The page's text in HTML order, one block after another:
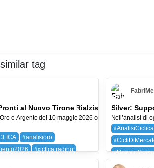
tag
al Nuovo Tirone Rialzista? | Analisi 10
e Argento del 10 maggio 2026 con Metodo Ciclico
#analisioro
#ciclicatrading
#oro2026
Silver:
#AnalisiCiclica
SQ (BLOCK)